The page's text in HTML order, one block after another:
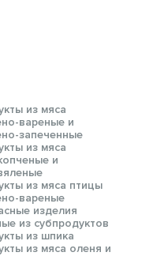
из мяса
вареные и
запеченные
из мяса
и
из мяса птицы
вареные
изделия
из субпродуктов
из шпика
из мяса оленя и